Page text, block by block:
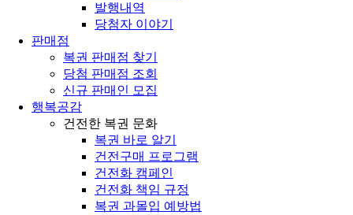
발행내역
당첨자 이야기
판매점
복권 판매점 찾기
당첨 판매점 조회
신규 판매인 모집
행복공감
건전한 복권 문화
복권 바로 알기
건전구매 프로그램
건전화 캠페인
건전화 책임 규정
복권 과몰입 예방법